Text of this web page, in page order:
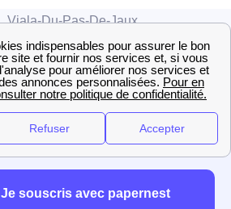
Viala-Du-Pas-De-Jaux
Je souscris avec papernest